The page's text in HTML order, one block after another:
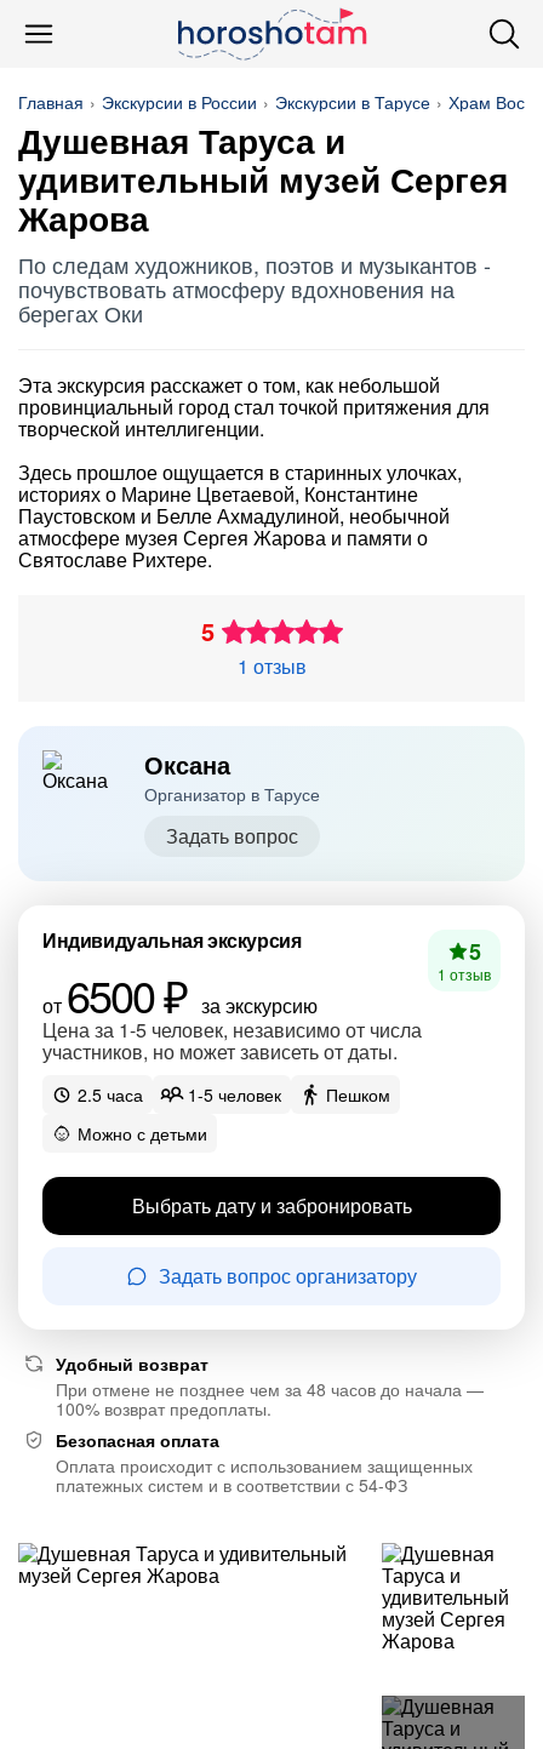
Главная Экскурсии в России Экскурсии в Тарусе Храм
Душевная Таруса и
удивительный музей Сергея
Жарова
По следам художников, поэтов и музыкантов -
почувствовать атмосферу вдохновения на
берегах Оки
Эта экскурсия расскажет о том, как небольшой
провинциальный город стал точкой притяжения для
творческой интеллигенции.
Здесь прошлое ощущается в старинных улочках,
историях о Марине Цветаевой, Константине
Паустовском и Белле Ахмадулиной, необычной
атмосфере музея Сергея Жарова и памяти о
Святославе Рихтере.
5
1 отзыв
Оксана
Организатор в Тарусе
Задать вопрос
Индивидуальная экскурсия
от 6500 ₽ за экскурсию
Цена за 1-5 человек, независимо от числа
участников, но может зависеть от даты.
5
1 отзыв
2.5 часа 1-5 человек
Пешком
Можно с детьми
Выбрать дату и забронировать
Задать вопрос организатору
Удобный возврат
При отмене не позднее чем за 48 часов до начала —
100% возврат предоплаты.
Безопасная оплата
Оплата происходит с использованием защищенных
платежных систем и в соответствии с 54-ФЗ